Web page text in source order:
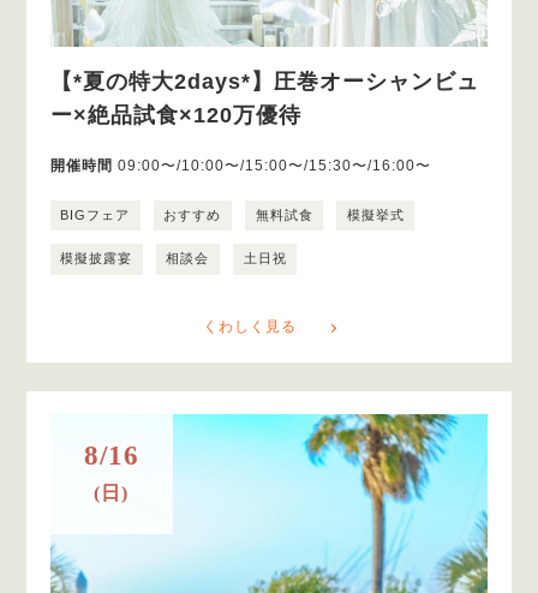
【*夏の特大2days*】圧巻オーシャンビュ
ー×絶品試食×120万優待
開催時間 09:00〜/10:00〜/15:00〜/15:30〜/16:00〜
BIGフェア おすすめ 無料試食 模擬挙式
模擬披露宴 相談会 土日祝
くわしく見る
8/16
(日)